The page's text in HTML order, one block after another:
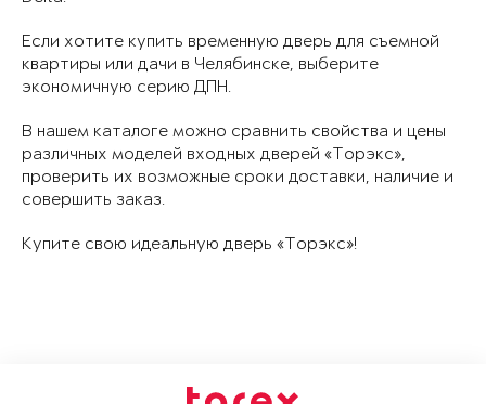
Если хотите купить временную дверь для съемной
квартиры или дачи в Челябинске, выберите
экономичную серию ДПН.
В нашем каталоге можно сравнить свойства и цены
различных моделей входных дверей «Торэкс»,
проверить их возможные сроки доставки, наличие и
совершить заказ.
Купите свою идеальную дверь «Торэкс»!